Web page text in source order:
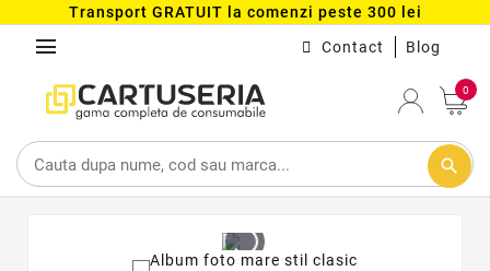
Transport GRATUIT la comenzi peste 300 lei
menu Contact Blog
0
search